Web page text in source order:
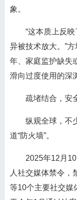
象。
“这本质上反映
异被技术放大。”
年、家庭监护缺失
滑向过度使用的深
疏堵结合，安
纵观全球，不少
道“防火墙”。
2025年12月10
人社交媒体禁令，
等10个主要社交媒